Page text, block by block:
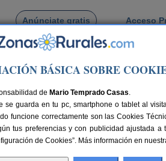
Anúnciate gratis Acceso
Compartir:
BÁSICA SOBRE
de Mario Temprado Casas.
guarda en tu pc, smartphone o tablet al
funcione correctamente son las Cookies
tus preferencias y con publicidad ajustada
de Cookies”. Más información en